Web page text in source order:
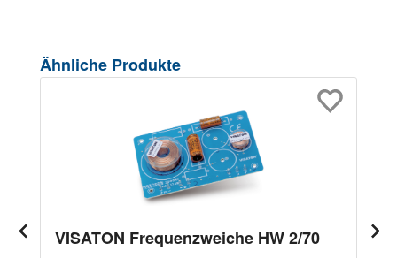
Produktgalerie überspringen
Ähnliche Produkte
VISATON Frequenzweiche HW 2/70